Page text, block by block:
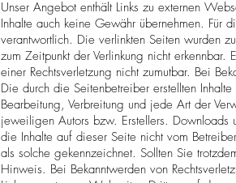
Unser Angebot enthält Links zu externen
Inhalte auch keine Gewähr übernehmen. Für
verantwortlich. Die verlinkten Seiten wurden
zum Zeitpunkt der Verlinkung nicht
einer Rechtsverletzung nicht zumutbar. Bei
Die durch die Seitenbetreiber erstellten
Bearbeitung, Verbreitung und jede Art der
jeweiligen Autors bzw. Erstellers.
die Inhalte auf dieser Seite nicht vom
als solche gekennzeichnet. Sollten Sie
Hinweis. Bei Bekanntwerden von